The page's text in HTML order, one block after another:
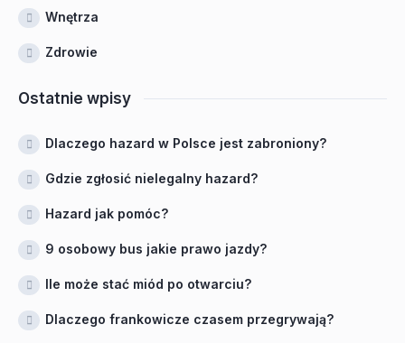
Wnętrza
Zdrowie
Ostatnie wpisy
Dlaczego hazard w Polsce jest zabroniony?
Gdzie zgłosić nielegalny hazard?
Hazard jak pomóc?
9 osobowy bus jakie prawo jazdy?
Ile może stać miód po otwarciu?
Dlaczego frankowicze czasem przegrywają?